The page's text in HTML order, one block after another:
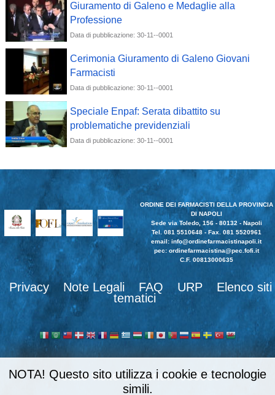
Giuramento di Galeno e Medaglie alla
Professione
Data di pubblicazione: 30-11--0001
Cerimonia Giuramento di Galeno Giovani
Farmacisti
Data di pubblicazione: 30-11--0001
Speciale Enpaf: Serata dibattito su
problematiche previdenziali
Data di pubblicazione: 30-11--0001
ORDINE DEI FARMACISTI DELLA PROVINCIA
DI NAPOLI
Sede via Toledo, 156 - 80132 - Napoli
Tel. 081 5510648 - Fax. 081 5520961
email: info@ordinefarmacistinapoli.it
pec: ordinefarmacistina@pec.fofi.it
C.F. 00813000635
Privacy Note Legali FAQ URP
Elenco siti
tematici
989839
NOTA! Questo sito utilizza i cookie e tecnologie
simili.